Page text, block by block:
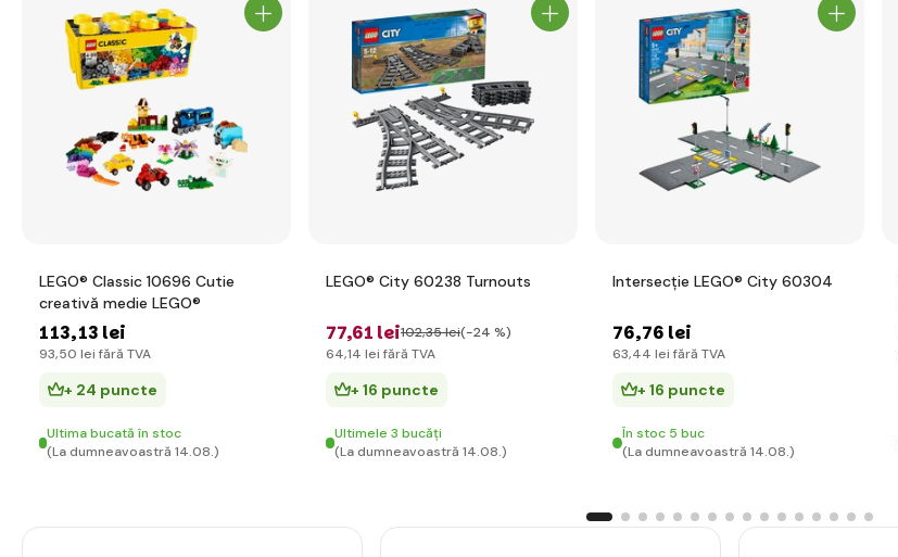
LEGO® Classic 10696 Cutie
creativă medie LEGO®
113,13 lei
93,50 lei fără TVA
+ 24 puncte
Ultima bucată în stoc
(La dumneavoastră 14.08.)
LEGO® City 60238 Turnouts
77,61 lei102,35 lei(-24 %)
64,14 lei fără TVA
+ 16 puncte
Ultimele 3 bucăți
(La dumneavoastră 14.08.)
Intersecție LEGO® City 60304
76,76 lei
63,44 lei fără TVA
+ 16 puncte
În stoc 5 buc
(La dumneavoastră 14.08.)